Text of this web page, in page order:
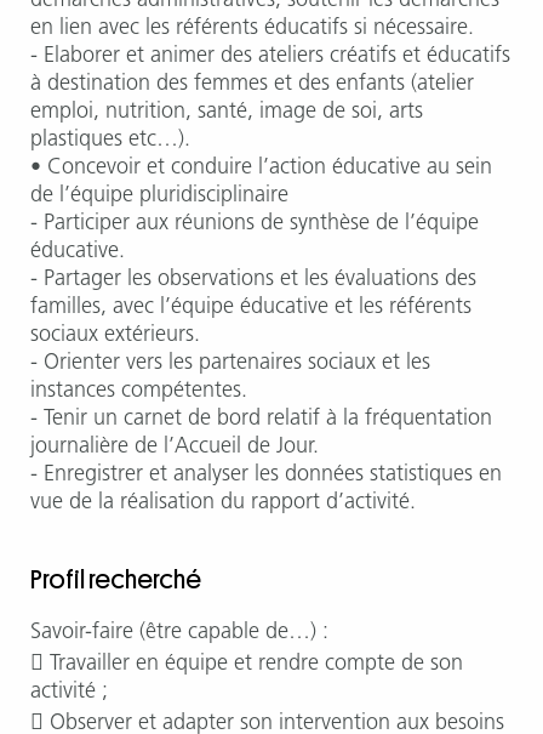
en lien avec les référents éducatifs si nécessaire.
- Elaborer et animer des ateliers créatifs et éducatifs
à destination des femmes et des enfants (atelier
emploi, nutrition, santé, image de soi, arts
plastiques etc…).
• Concevoir et conduire l’action éducative au sein
de l’équipe pluridisciplinaire
- Participer aux réunions de synthèse de l’équipe
éducative.
- Partager les observations et les évaluations des
familles, avec l’équipe éducative et les référents
sociaux extérieurs.
- Orienter vers les partenaires sociaux et les
instances compétentes.
- Tenir un carnet de bord relatif à la fréquentation
journalière de l’Accueil de Jour.
- Enregistrer et analyser les données statistiques en
vue de la réalisation du rapport d’activité.
Profil recherché
Savoir-faire (être capable de…) :
 Travailler en équipe et rendre compte de son
activité ;
 Observer et adapter son intervention aux besoins